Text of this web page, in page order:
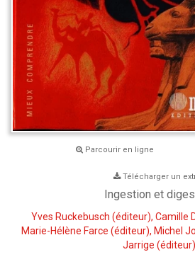
Parcourir en ligne
Télécharger un
Ingestion et
Yves Ruckebusch (éditeur), Camille
Marie-Hélène Farce (éditeur), Michel
Jarrige (éditeur)